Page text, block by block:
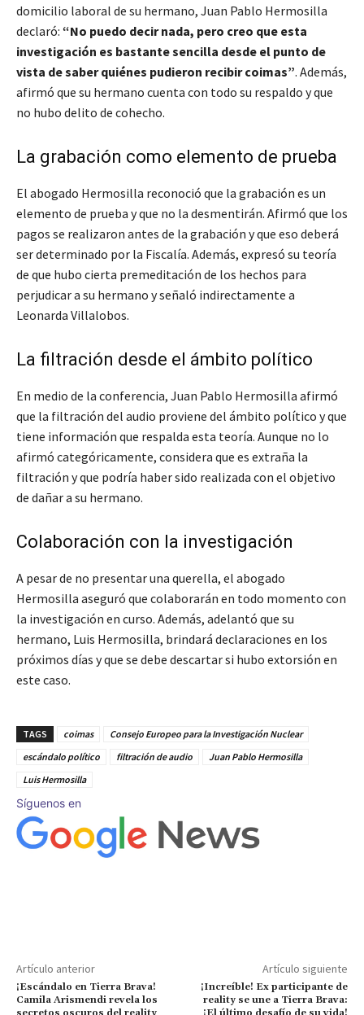
domicilio laboral de su hermano, Juan Pablo Hermosilla
declaró: “No puedo decir nada, pero creo que esta
investigación es bastante sencilla desde el punto de
vista de saber quiénes pudieron recibir coimas”. Además,
afirmó que su hermano cuenta con todo su respaldo y que
no hubo delito de cohecho.
La grabación como elemento de prueba
El abogado Hermosilla reconoció que la grabación es un
elemento de prueba y que no la desmentirán. Afirmó que los
pagos se realizaron antes de la grabación y que eso deberá
ser determinado por la Fiscalía. Además, expresó su teoría
de que hubo cierta premeditación de los hechos para
perjudicar a su hermano y señaló indirectamente a
Leonarda Villalobos.
La filtración desde el ámbito político
En medio de la conferencia, Juan Pablo Hermosilla afirmó
que la filtración del audio proviene del ámbito político y que
tiene información que respalda esta teoría. Aunque no lo
afirmó categóricamente, considera que es extraña la
filtración y que podría haber sido realizada con el objetivo
de dañar a su hermano.
Colaboración con la investigación
A pesar de no presentar una querella, el abogado
Hermosilla aseguró que colaborarán en todo momento con
la investigación en curso. Además, adelantó que su
hermano, Luis Hermosilla, brindará declaraciones en los
próximos días y que se debe descartar si hubo extorsión en
este caso.
TAGS coimas
Consejo Europeo para la Investigación Nuclear
escándalo político
filtración de audio
Juan Pablo Hermosilla
Luis Hermosilla
Síguenos en
Artículo anterior
¡Escándalo en Tierra Brava!
Camila Arismendi revela los
Artículo siguiente
¡Increíble! Ex participante de
reality se une a Tierra Brava: